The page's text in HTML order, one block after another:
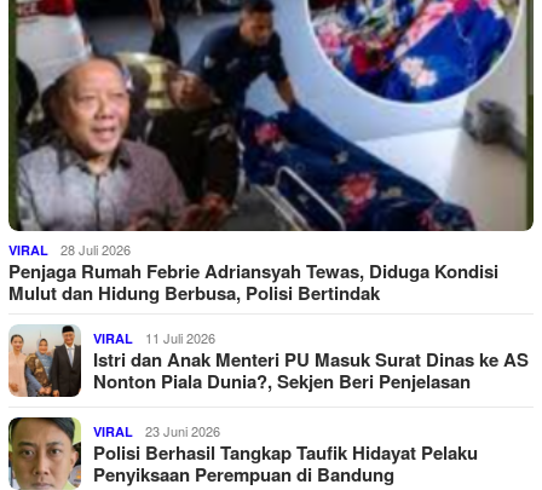
VIRAL 28 Juli 2026
Penjaga Rumah Febrie Adriansyah Tewas, Diduga Kondisi
Mulut dan Hidung Berbusa, Polisi Bertindak
VIRAL 11 Juli 2026
Istri dan Anak Menteri PU Masuk Surat Dinas ke AS
Nonton Piala Dunia?, Sekjen Beri Penjelasan
VIRAL 23 Juni 2026
Polisi Berhasil Tangkap Taufik Hidayat Pelaku
Penyiksaan Perempuan di Bandung